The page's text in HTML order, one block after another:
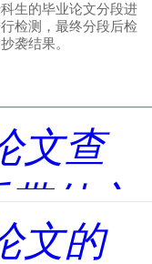
生的毕业论文分段进
检测，最终分段后检
袭结果。